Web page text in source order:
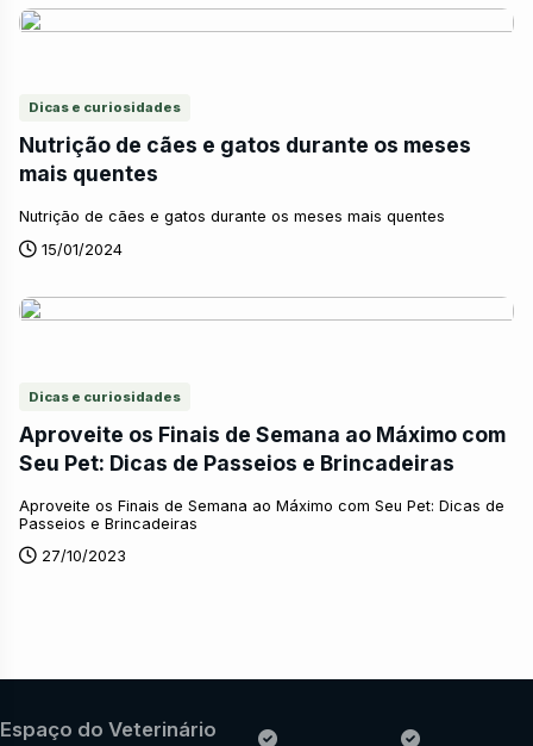
Dicas e curiosidades
Nutrição de cães e gatos durante os meses
mais quentes
Nutrição de cães e gatos durante os meses mais quentes
15/01/2024
Dicas e curiosidades
Aproveite os Finais de Semana ao Máximo com
Seu Pet: Dicas de Passeios e Brincadeiras
Aproveite os Finais de Semana ao Máximo com Seu Pet: Dicas de
Passeios e Brincadeiras
27/10/2023
Espaço do Veterinário